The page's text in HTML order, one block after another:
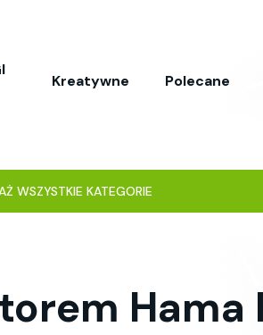
Kreatywne Polecane
WSZYSTKIE KATEGORIE
Hama